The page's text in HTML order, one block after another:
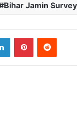
Bihar Jamin
LinkedInPinterestReddit